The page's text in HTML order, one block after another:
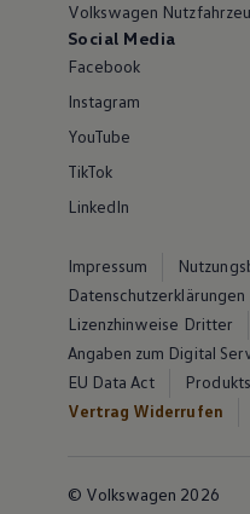
Volkswagen
Social Media
Facebook
Instagram
YouTube
TikTok
LinkedIn
Impressum
Datenschutzerklärungen
Lizenzhinweise Dritter
Angaben zum Digital
EU Data Act
Vertrag Widerrufen
© Volkswagen 2026